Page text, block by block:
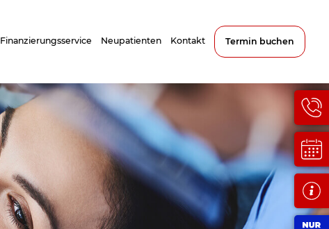
Finanzierungsservice Neupatienten Kontakt Termin buchen